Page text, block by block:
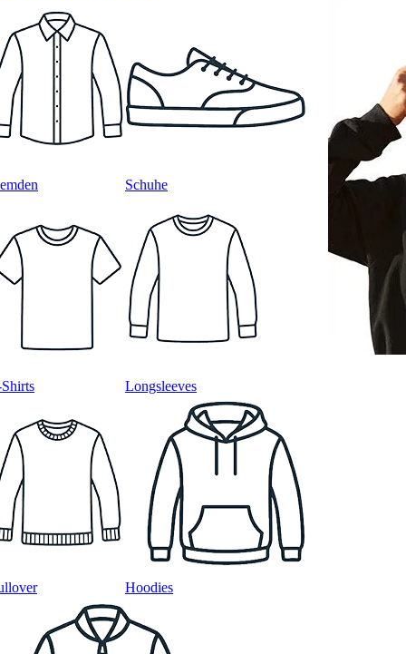
Schuhe
Longsleeves
Hoodies